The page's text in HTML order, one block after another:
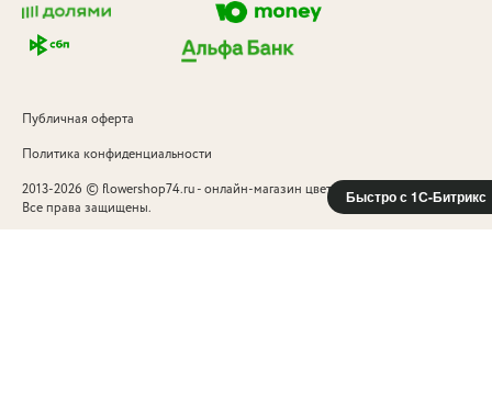
Публичная оферта
Политика конфиденциальности
2013-2026 © flowershop74.ru - онлайн-магазин цветов и подарков в
Все права защищены.
Быстро с 1С-Битрикс